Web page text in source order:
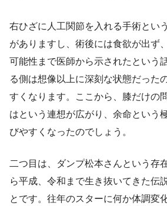
右ひざに人工関節を入れる手術とい
がありますし、術後には食欲が出ず
可能性まで医師から示されたという
る側は想像以上に深刻な状態だった
すくなります。ここから、膝だけの
はという連想が広がり、余命という
びやすくなったのでしょう。
二つ目は、ダンプ松本さんという存
ら平成、令和まで生き抜いてきた伝
とです。往年のスターに何か体調変